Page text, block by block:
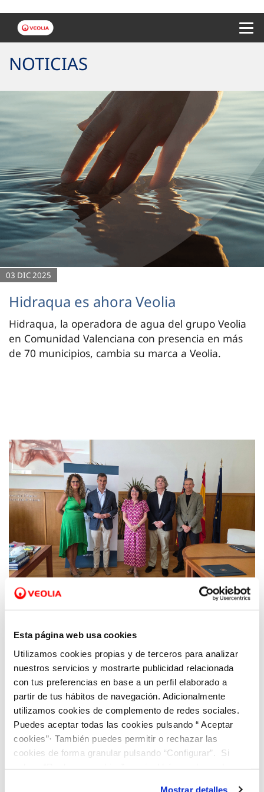
Esta página web usa cookies
Utilizamos cookies propias y de terceros para analizar
nuestros servicios y mostrarte publicidad relacionada
con tus preferencias en base a un perfil elaborado a
partir de tus hábitos de navegación. Adicionalmente
utilizamos cookies de complemento de redes sociales.
Puedes aceptar todas las cookies pulsando “ Aceptar
cookies”· También puedes permitir o rechazar las
cookies de forma granular pulsando “Configurar”. Si
Mostrar detalles
NOTICIAS
03 DIC 2025
Hidraqua es ahora Veolia
Hidraqua, la operadora de agua del grupo Veolia
en Comunidad Valenciana con presencia en más
de 70 municipios, cambia su marca a Veolia.
23 JUL 2026
Comunitat Valenciana renuevan su
convenio destinado a impulsar la
accesibilidad de la programación cultural
universitaria